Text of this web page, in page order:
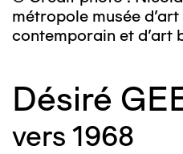
métropole musée
contemporain et d’art
Désiré
vers 1968